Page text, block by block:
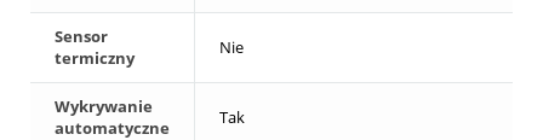
Sensor
termiczny
Nie
Wykrywanie
automatyczne
Tak